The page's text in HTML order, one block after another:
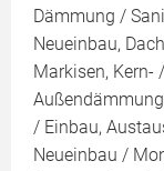
Dämmung /
Neueinbau,
Markisen, Kern-
/ Einbau,
Neueinbau /